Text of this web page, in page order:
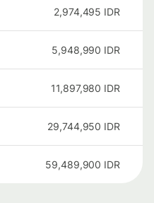
2,974,495 IDR
5,948,990 IDR
11,897,980 IDR
29,744,950 IDR
59,489,900 IDR